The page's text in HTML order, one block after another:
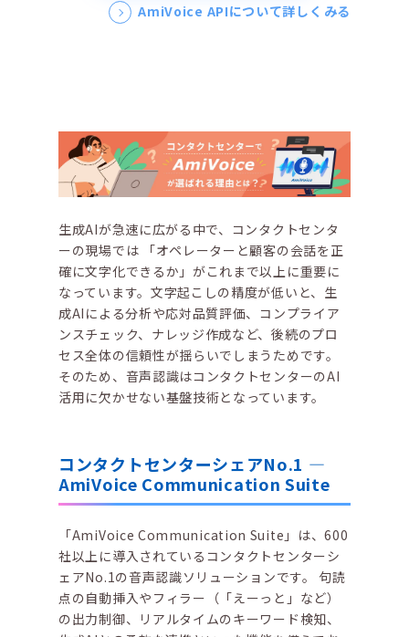
AmiVoice APIについて詳しくみる
生成AIが急速に広がる中で、コンタクトセンタ
ーの現場では 「オペレーターと顧客の会話を正
確に文字化できるか」がこれまで以上に重要に
なっています。文字起こしの精度が低いと、生
成AIによる分析や応対品質評価、コンプライア
ンスチェック、ナレッジ作成など、後続のプロ
セス全体の信頼性が揺らいでしまうためです。
そのため、音声認識はコンタクトセンターのAI
活用に欠かせない基盤技術となっています。
コンタクトセンターシェアNo.1 ―
AmiVoice Communication Suite
「AmiVoice Communication Suite」は、600
社以上に導入されているコンタクトセンターシ
ェアNo.1の音声認識ソリューションです。 句読
点の自動挿入やフィラー（「えーっと」など）
の出力制御、リアルタイムのキーワード検知、